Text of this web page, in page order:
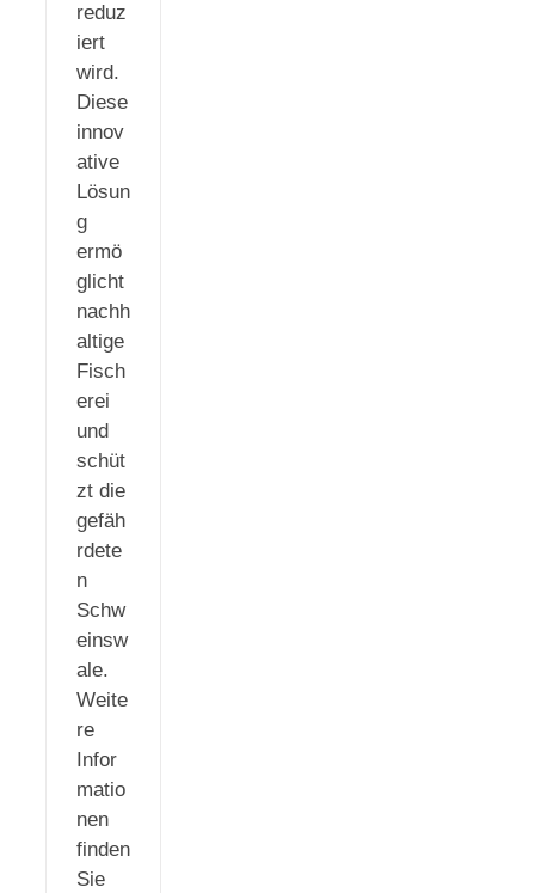
reduz
iert
wird.
Diese
innov
ative
Lösun
g
ermö
glicht
nachh
altige
Fisch
erei
und
schüt
zt die
gefäh
rdete
n
Schw
einsw
ale.
Weite
re
Infor
matio
nen
finden
Sie